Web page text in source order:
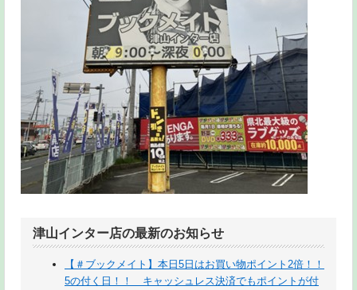
津山インター店の最新のお知らせ
【＃ブックメイト】本日5日はお買い物ポイント2倍！！
5の付く日！！ キャッシュレス決済でもポイントが付